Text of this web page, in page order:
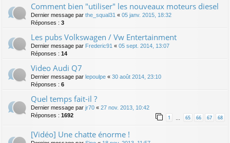
Comment bien "utiliser" les nouveaux moteurs diesel
Dernier message par the_squal31 « 05 janv. 2015, 18:32
Réponses : 3
Les pubs Volkswagen / Vw Entertainment
Dernier message par Frederic91 « 05 sept. 2014, 13:07
Réponses : 14
Video Audi Q7
Dernier message par lepoulpe « 30 août 2014, 23:10
Réponses : 6
Quel temps fait-il ?
Dernier message par jr70 « 27 nov. 2013, 10:42
Réponses : 1692 1 65 66 67 68
[Vidéo] Une chatte énorme !